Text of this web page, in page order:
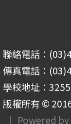
聯絡電話：
傳真電話：
學校地址：
版權所有 ©
| Powered by